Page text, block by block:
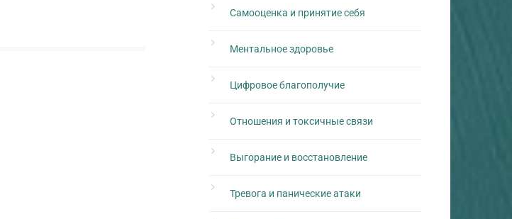
Самооценка и принятие себя
Ментальное здоровье
Цифровое благополучие
Отношения и токсичные связи
Выгорание и восстановление
Тревога и панические атаки